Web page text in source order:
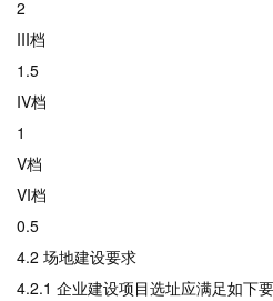
2
III档
1.5
IV档
1
V档
VI档
0.5
4.2 场地建设要求
4.2.1 企业建设项目选址应满足如下要